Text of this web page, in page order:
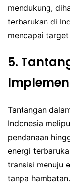
mendukung,
terbarukan di
mencapai
5.
Tantangan
Indonesia
pendanaan
energi
transisi menuju
tanpa hambatan.